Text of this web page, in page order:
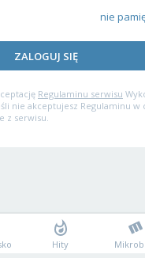
nie
ZALOGUJ SIĘ
Regulaminu serwisu
nie akceptujesz Regulaminu w
z serwisu.
Hity